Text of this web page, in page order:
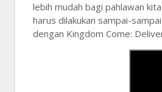
lebih mudah bagi pahlawan
harus dilakukan sampai-
dengan Kingdom Come: